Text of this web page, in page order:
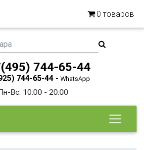
0 товаров
744-65-44
744-65-44 - WhatsApp
Вс: 10:00 - 20:00